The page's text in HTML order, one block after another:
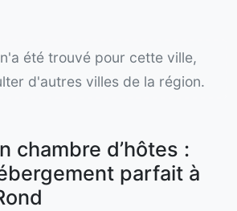
été trouvé pour cette ville,
d'autres villes de la région.
chambre d’hôtes :
parfait à